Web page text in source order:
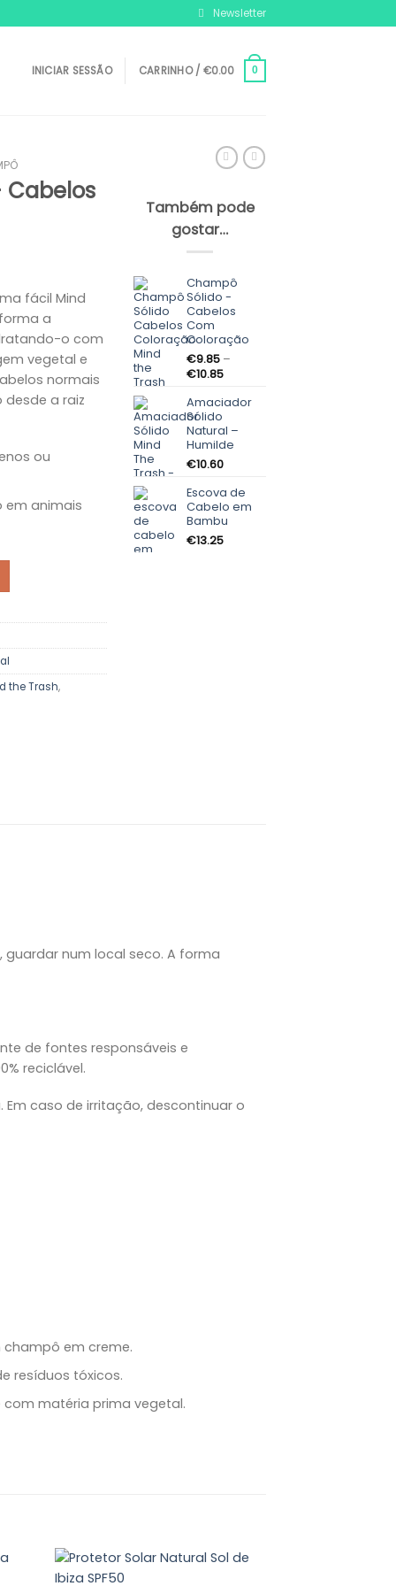
Newsletter
INICIAR SESSÃO CARRINHO / €0.00 0
fácil Mind
a
o com
vegetal e
normais
a raiz
ou
em animais
Secos
the Trash,
Também pode
gostar…
Champô
Sólido -
Cabelos
Com
Coloração
€9.85 –
€10.85Price
€9.85
€10.85
Amaciador
Sólido
Natural –
Humilde
€10.60
Escova de
Cabelo em
Bambu
€13.25
num local seco. A forma
de fontes responsáveis e
reciclável.
caso de irritação, descontinuar o
em creme.
resíduos tóxicos.
matéria prima vegetal.